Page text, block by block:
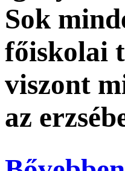
Sok
főiskolai
viszont
az